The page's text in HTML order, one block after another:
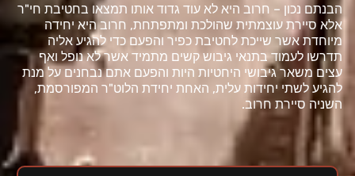
הבנתם נכון – חרוב היא לא עוד גדוד אותו תמצאו בחטיבת חי"ר
אלא סיירת עוצמתית שהולכת ומתפתחת, חרוב היא יחידה
מיוחדת אשר שייכת לחטיבת כפיר והפעם כדי להגיע אליה
תדרשו לעמוד בתנאי גיבוש קשים מתמיד אשר לא נופל ואף
עצים משאר גיבושי היחטיות היות והפעם אתם נבחנים על מנת
להגיע לשתי יחידות עלית, האחת יחידת הלוט"ר המפורסמת,
השניה סיירת חרוב.